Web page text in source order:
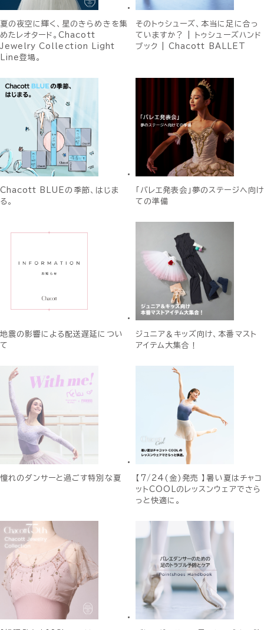
夏の夜空に輝く、星のきらめきを集
めたレオタード。Chacott
Jewelry Collection Light
Line登場。
そのトゥシューズ、本当に足に合っ
ていますか？ | トゥシューズハンド
ブック | Chacott BALLET
Chacott BLUEの季節、はじま
る。
「バレエ発表会」夢のステージへ向け
ての準備
地震の影響による配送遅延につい
て
ジュニア＆キッズ向け、本番マスト
アイテム大集合！
憧れのダンサーと過ごす特別な夏
【7/24(金)発売 】暑い夏はチャコ
ットCOOLのレッスンウェアでさら
っと快適に。